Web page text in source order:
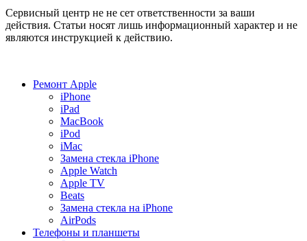
Сервисный центр не не сет ответственности за ваши
действия. Статьи носят лишь информационный характер и не
являются инструкцией к действию.
Ремонт Apple
iPhone
iPad
MacBook
iPod
iMac
Замена стекла iPhone
Apple Watch
Apple TV
Beats
Замена стекла на iPhone
AirPods
Телефоны и планшеты